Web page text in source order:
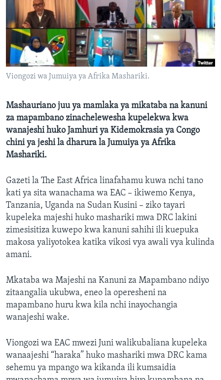
Viongozi wa Jumuiya ya Afrika Mashariki.
Mashauriano juu ya mamlaka ya mikataba na kanuni
za mapambano zinachelewesha kupelekwa kwa
wanajeshi huko Jamhuri ya Kidemokrasia ya Congo
chini ya jeshi la dharura la Jumuiya ya Afrika
Mashariki.
Gazeti la The East Africa linafahamu kuwa nchi tano
kati ya sita wanachama wa EAC – ikiwemo Kenya,
Tanzania, Uganda na Sudan Kusini – ziko tayari
kupeleka majeshi huko mashariki mwa DRC lakini
zimesisitiza kuwepo kwa kanuni sahihi ili kuepuka
makosa yaliyotokea katika vikosi vya awali vya kulinda
amani.
Mkataba wa Majeshi na Kanuni za Mapambano ndiyo
zitaangalia ukubwa, eneo la operesheni na
mapambano huru kwa kila nchi inayochangia
wanajeshi wake.
Viongozi wa EAC mwezi Juni walikubaliana kupeleka
wanaajeshi “haraka” huko mashariki mwa DRC kama
sehemu ya mpango wa kikanda ili kumsaidia